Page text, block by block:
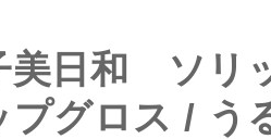
美日和 ソリ
プグロス / う